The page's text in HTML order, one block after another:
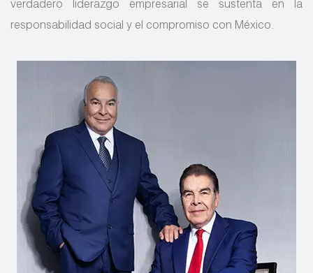
verdadero liderazgo empresarial se sustenta en la
responsabilidad social y el compromiso con México.